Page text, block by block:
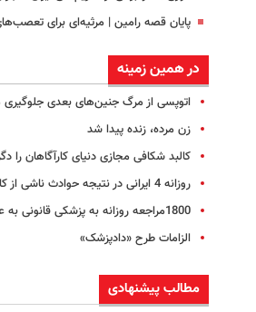
پایان قصه رامین | مرثیه‌ای برای
در همین زمینه
اتوپسی از مرگ جنین‌های بعدی جلوگیری
زن مرده، زنده پیدا شد
کالبد شکافی مجازی دنیای کارآگاهان را
روزانه 4 ایرانی در نتیجه حوادث ناشی از کار، می‌میرند
1800مراجعه روزانه به پزشکی قانونی به علت نزاع
الزامات طرح «دادپزشک»
مطالب پیشنهادی